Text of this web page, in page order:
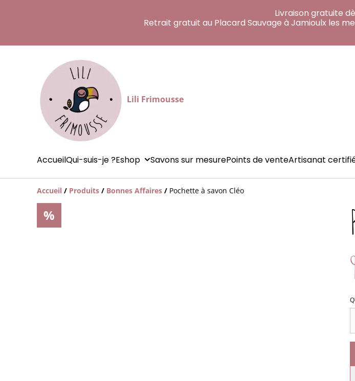
Livraison gratuite
Retrait gratuit au Placard Sauvage à Jamioulx les
Lili Frimousse
AccueilQui-suis-je ?Eshop Savons sur mesurePoints de venteArtisanat
Accueil / Produits / Bonnes Affaires / Pochette à savon Cléo
%